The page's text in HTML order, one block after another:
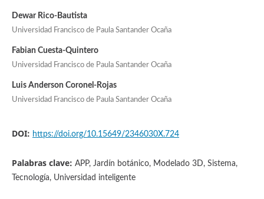
Dewar Rico-Bautista
Universidad Francisco de Paula Santander Ocaña
Fabian Cuesta-Quintero
Universidad Francisco de Paula Santander Ocaña
Luis Anderson Coronel-Rojas
Universidad Francisco de Paula Santander Ocaña
DOI: https://doi.org/10.15649/2346030X.724
Palabras clave: APP, Jardín botánico, Modelado 3D, Sistema,
Tecnología, Universidad inteligente